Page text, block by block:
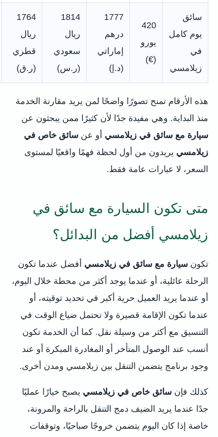
سائق
يوم كامل
في
زيلامسي
420
يورو
(€)
1777
درهم
إماراتي
(د.إ)
1814
ريال
سعودي
(ر.س)
1764
ريال
قطري
(ر.ق)
هذه الأرقام تمنح تصورًا واضحًا لمن يريد مقارنة الخدمة
منذ البداية. وهي مفيدة جدًا لأن كثيرًا ممن يبحثون عن
سيارة مع سائق في زيلامسي أو عن سائق خاص في
زيلامسي يريدون من أول لحظة فهمًا واقعيًا لمستوى
السعر، لا عبارات عامة فقط.
متى تكون السيارة مع سائق في
زيلامسي أفضل من البدائل؟
تكون سيارة مع سائق في زيلامسي أفضل عندما تكون
الرحلة عائلية، أو عندما يوجد أكثر من محطة خلال اليوم،
أو عندما يريد العميل حرية أكبر في تحديد توقيته، أو
عندما تكون الإقامة قصيرة ولا تحتمل ضياع الوقت في
التنسيق مع أكثر من وسيلة نقل. كما أن الخدمة تكون
أنسب عند الوصول المتأخر أو المغادرة المبكرة أو عند
وجود برنامج يتضمن التنقل بين زيلامسي ومدن أخرى.
كذلك فإن سائق خاص في زيلامسي يصبح خيارًا عمليًا
جدًا عندما يريد الضيف دمج التنقل بالراحة والمرونة،
خاصة إذا كان اليوم يتضمن خروجًا صباحيًا، وتوقفات